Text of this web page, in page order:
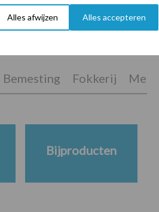
Alles afwijzen Alles accepteren
Bemesting Fokkerij
Bijproducten